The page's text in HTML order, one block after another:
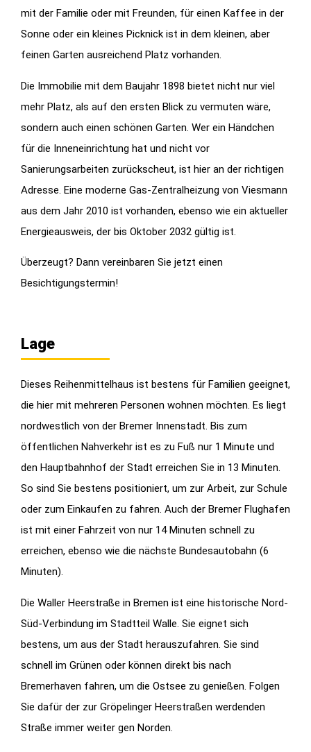
mit der Familie oder mit Freunden, für einen Kaffee in der
Sonne oder ein kleines Picknick ist in dem kleinen, aber
feinen Garten ausreichend Platz vorhanden.
Die Immobilie mit dem Baujahr 1898 bietet nicht nur viel
mehr Platz, als auf den ersten Blick zu vermuten wäre,
sondern auch einen schönen Garten. Wer ein Händchen
für die Inneneinrichtung hat und nicht vor
Sanierungsarbeiten zurückscheut, ist hier an der richtigen
Adresse. Eine moderne Gas-Zentralheizung von Viesmann
aus dem Jahr 2010 ist vorhanden, ebenso wie ein aktueller
Energieausweis, der bis Oktober 2032 gültig ist.
Überzeugt? Dann vereinbaren Sie jetzt einen
Besichtigungstermin!
Lage
Dieses Reihenmittelhaus ist bestens für Familien geeignet,
die hier mit mehreren Personen wohnen möchten. Es liegt
nordwestlich von der Bremer Innenstadt. Bis zum
öffentlichen Nahverkehr ist es zu Fuß nur 1 Minute und
den Hauptbahnhof der Stadt erreichen Sie in 13 Minuten.
So sind Sie bestens positioniert, um zur Arbeit, zur Schule
oder zum Einkaufen zu fahren. Auch der Bremer Flughafen
ist mit einer Fahrzeit von nur 14 Minuten schnell zu
erreichen, ebenso wie die nächste Bundesautobahn (6
Minuten).
Die Waller Heerstraße in Bremen ist eine historische Nord-
Süd-Verbindung im Stadtteil Walle. Sie eignet sich
bestens, um aus der Stadt herauszufahren. Sie sind
schnell im Grünen oder können direkt bis nach
Bremerhaven fahren, um die Ostsee zu genießen. Folgen
Sie dafür der zur Gröpelinger Heerstraßen werdenden
Straße immer weiter gen Norden.